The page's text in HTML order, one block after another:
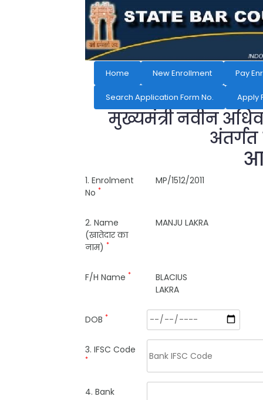
Home New Enrollment Pay
Search Application Form No. Apply
मुख्यमंत्री नवीन
अंतर्गत
1. Enrolment
No *
MP/1512/2011
2. Name
(खातेदार का
नाम) *
MANJU LAKRA
F/H Name *
BLACIUS
LAKRA
DOB *
3. IFSC Code
*
4. Bank